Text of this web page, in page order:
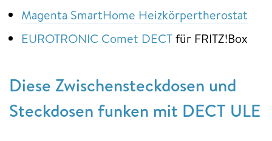
Magenta SmartHome Heizkörpertherostat
EUROTRONIC Comet DECTfür FRITZ!Box
Diese Zwischensteckdosen und
Steckdosen funken mit DECT ULE